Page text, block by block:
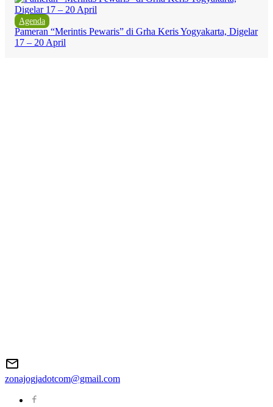
Agenda
Pameran “Merintis Pewaris” di Grha Keris Yogyakarta, Digelar
17 – 20 April
zonajogjadotcom@gmail.com